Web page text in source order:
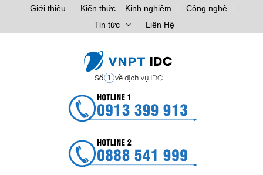
Giới thiệu Kiến thức – Kinh nghiệm
Công nghệ
Tin tức
Liên Hệ